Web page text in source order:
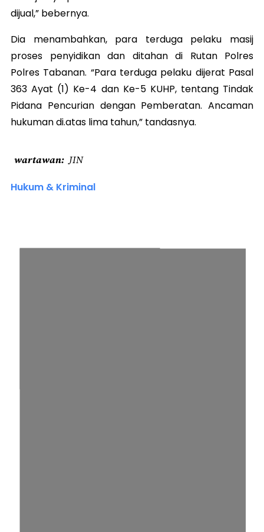
dijual,” bebernya.
Dia menambahkan, para terduga pelaku masij
proses penyidikan dan ditahan di Rutan Polres
Polres Tabanan. “Para terduga pelaku dijerat Pasal
363 Ayat (1) Ke-4 dan Ke-5 KUHP, tentang Tindak
Pidana Pencurian dengan Pemberatan. Ancaman
hukuman di.atas lima tahun,” tandasnya.
wartawan JIN
Hukum & Kriminal